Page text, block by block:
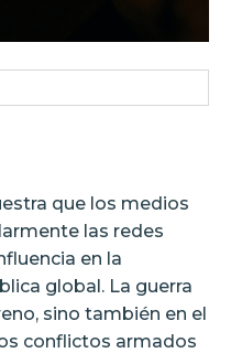
que los medios
las redes
en la
global. La guerra
sino también en el
conflictos armados